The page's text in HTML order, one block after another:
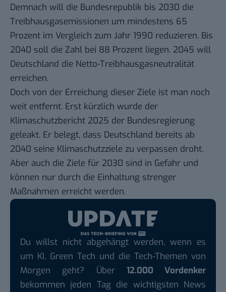
Demnach will die Bundesrepublik bis 2030 die
Treibhausgasemissionen um mindestens 65
Prozent im Vergleich zum Jahr 1990 reduzieren. Bis
2040 soll die Zahl bei 88 Prozent liegen. 2045 will
Deutschland die Netto-Treibhausgasneutralität
erreichen.
Doch von der Erreichung dieser Ziele ist man noch
weit entfernt. Erst kürzlich wurde der
Klimaschutzbericht 2025 der Bundesregierung
geleakt. Er belegt, dass Deutschland bereits ab
2040 seine Klimaschutzziele zu verpassen droht.
Aber auch die Ziele für 2030 sind in Gefahr und
können nur durch die Einhaltung strenger
Maßnahmen erreicht werden.
Du willst nicht abgehängt werden, wenn es
um KI, Green Tech und die Tech-Themen von
Morgen geht? Über 12.000 Vordenker
bekommen jeden Tag die wichtigsten News